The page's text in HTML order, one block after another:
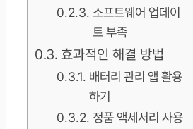
소프트웨어 업데이
트 부족
효과적인 해결 방법
배터리 관리 앱 활용
하기
정품 액세서리 사용